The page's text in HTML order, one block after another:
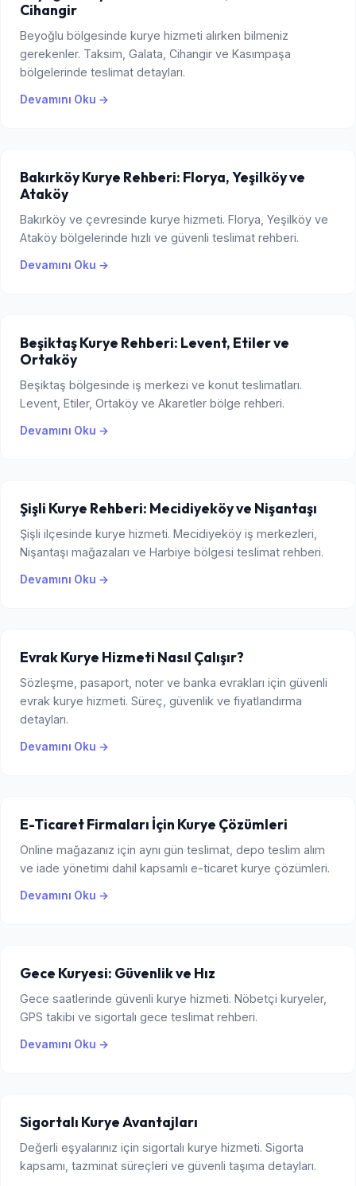
Cihangir
Beyoğlu bölgesinde kurye hizmeti alırken bilmeniz
gerekenler. Taksim, Galata, Cihangir ve Kasımpaşa
bölgelerinde teslimat detayları.
Devamını Oku →
Bakırköy Kurye Rehberi: Florya, Yeşilköy ve
Ataköy
Bakırköy ve çevresinde kurye hizmeti. Florya, Yeşilköy ve
Ataköy bölgelerinde hızlı ve güvenli teslimat rehberi.
Devamını Oku →
Beşiktaş Kurye Rehberi: Levent, Etiler ve
Ortaköy
Beşiktaş bölgesinde iş merkezi ve konut teslimatları.
Levent, Etiler, Ortaköy ve Akaretler bölge rehberi.
Devamını Oku →
Şişli Kurye Rehberi: Mecidiyeköy ve Nişantaşı
Şişli ilçesinde kurye hizmeti. Mecidiyeköy iş merkezleri,
Nişantaşı mağazaları ve Harbiye bölgesi teslimat rehberi.
Devamını Oku →
Evrak Kurye Hizmeti Nasıl Çalışır?
Sözleşme, pasaport, noter ve banka evrakları için güvenli
evrak kurye hizmeti. Süreç, güvenlik ve fiyatlandırma
detayları.
Devamını Oku →
E-Ticaret Firmaları İçin Kurye Çözümleri
Online mağazanız için aynı gün teslimat, depo teslim alım
ve iade yönetimi dahil kapsamlı e-ticaret kurye çözümleri.
Devamını Oku →
Gece Kuryesi: Güvenlik ve Hız
Gece saatlerinde güvenli kurye hizmeti. Nöbetçi kuryeler,
GPS takibi ve sigortalı gece teslimat rehberi.
Devamını Oku →
Sigortalı Kurye Avantajları
Değerli eşyalarınız için sigortalı kurye hizmeti. Sigorta
kapsamı, tazminat süreçleri ve güvenli taşıma detayları.